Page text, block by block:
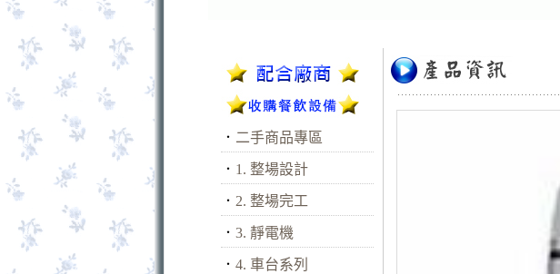
． 二手商品專區
． 1. 整場設計
． 2. 整場完工
． 3. 靜電機
． 4. 車台系列